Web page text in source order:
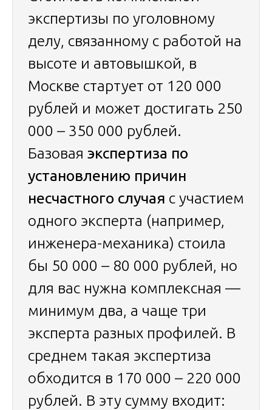
экспертизы по уголовному
делу, связанному с работой на
высоте и автовышкой, в
Москве стартует от 120 000
рублей и может достигать 250
000 – 350 000 рублей.
Базовая экспертиза по
установлению причин
несчастного случая с участием
одного эксперта (например,
инженера-механика) стоила
бы 50 000 – 80 000 рублей, но
для вас нужна комплексная —
минимум два, а чаще три
эксперта разных профилей. В
среднем такая экспертиза
обходится в 170 000 – 220 000
рублей. В эту сумму входит: